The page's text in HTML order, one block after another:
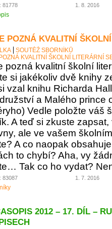
81778 1. 8. 2016
POZNÁ KVALITNÍ
SOUTĚŽ SBORNÍKŮ
KVALITNÍ ŠKOLNÍ LITERÁRNÍ
pozná kvalitní školní
si jakékoliv dvě knihy
vzal knihu Richarda
a Malého prince
Vedle položte váš
A teď si zkuste
ale ve vašem
A co naopak
to chybí? Aha, vy
Tak co ho vydat?
83087 1. 7. 2016
2012 – 17. DÍL –